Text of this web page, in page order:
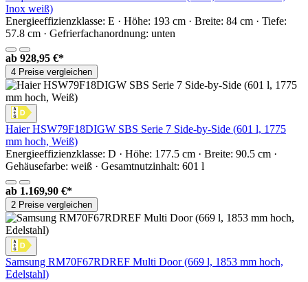
Inox weiß)
Energieeffizienzklasse: E · Höhe: 193 cm · Breite: 84 cm · Tiefe:
57.8 cm · Gefrierfachanordnung: unten
ab 928,95 €*
4 Preise vergleichen
Haier HSW79F18DIGW SBS Serie 7 Side-by-Side (601 l, 1775
mm hoch, Weiß)
Energieeffizienzklasse: D · Höhe: 177.5 cm · Breite: 90.5 cm ·
Gehäusefarbe: weiß · Gesamtnutzinhalt: 601 l
ab 1.169,90 €*
2 Preise vergleichen
Samsung RM70F67RDREF Multi Door (669 l, 1853 mm hoch,
Edelstahl)